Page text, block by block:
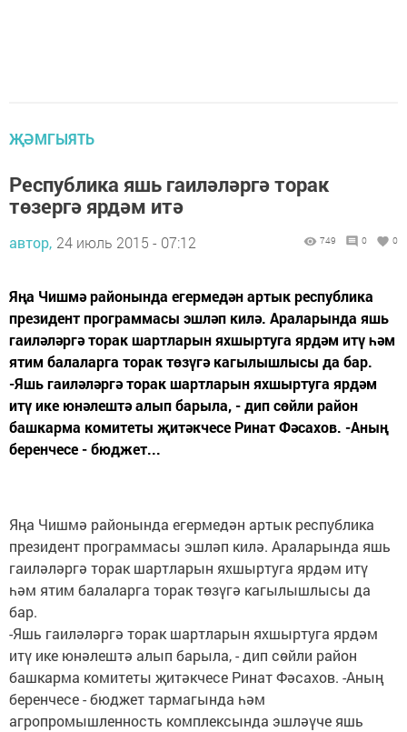
ҖӘМГЫЯТЬ
Республика яшь гаиләләргә торак
төзергә ярдәм итә
автор, 24 июль 2015 - 07:12 749 0 0
Яңа Чишмә районында егермедән артык республика
президент программасы эшләп килә. Араларында яшь
гаиләләргә торак шартларын яхшыртуга ярдәм итү һәм
ятим балаларга торак төзүгә кагылышлысы да бар.
-Яшь гаиләләргә торак шартларын яхшыртуга ярдәм
итү ике юнәлештә алып барыла, - дип сөйли район
башкарма комитеты җитәкчесе Ринат Фәсахов. -Аның
беренчесе - бюджет...
Яңа Чишмә районында егермедән артык республика
президент программасы эшләп килә. Араларында яшь
гаиләләргә торак шартларын яхшыртуга ярдәм итү
һәм ятим балаларга торак төзүгә кагылышлысы да
бар.
-Яшь гаиләләргә торак шартларын яхшыртуга ярдәм
итү ике юнәлештә алып барыла, - дип сөйли район
башкарма комитеты җитәкчесе Ринат Фәсахов. -Аның
беренчесе - бюджет тармагында һәм
агропромышленность комплексында эшләүче яшь